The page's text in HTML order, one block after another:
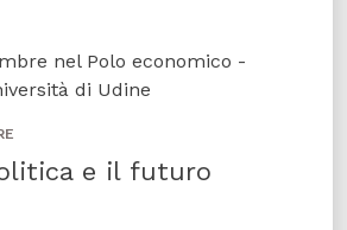
nel Polo economico -
di Udine
e il futuro